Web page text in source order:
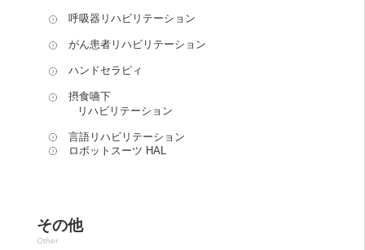
呼吸器リハビリテーション
がん患者リハビリテーション
ハンドセラピィ
摂食嚥下
リハビリテーション
言語リハビリテーション
ロボットスーツ HAL
その他
Other